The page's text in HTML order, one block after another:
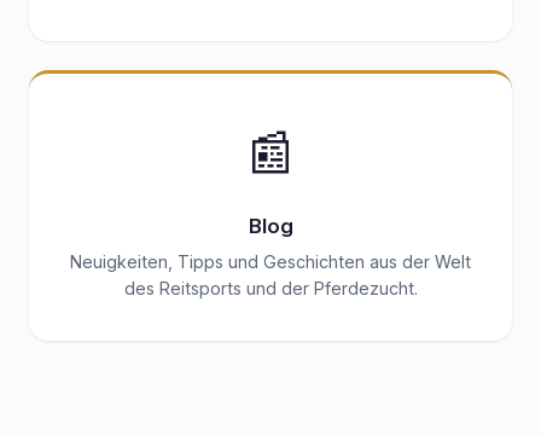
📰
Blog
Neuigkeiten, Tipps und Geschichten aus der Welt
des Reitsports und der Pferdezucht.